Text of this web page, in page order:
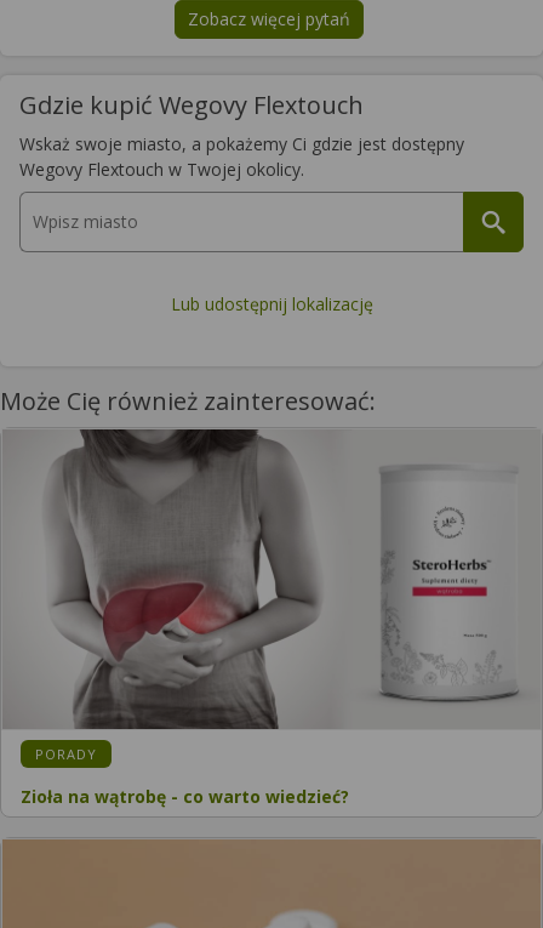
Zobacz więcej pytań
na tematWegovy Flextouch
Gdzie kupić Wegovy Flextouch
Wskaż swoje miasto, a pokażemy Ci gdzie jest dostępny
Wegovy Flextouch w Twojej okolicy.
Lub udostępnij lokalizację
Może Cię również zainteresować:
KATEGORIA:
PORADY
Zioła na wątrobę - co warto wiedzieć?